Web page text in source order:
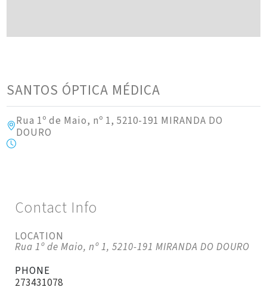
SANTOS ÓPTICA MÉDICA
Rua 1º de Maio, nº 1, 5210-191 MIRANDA DO
DOURO
Contact Info
LOCATION
Rua 1º de Maio, nº 1, 5210-191 MIRANDA DO DOURO
PHONE
273431078